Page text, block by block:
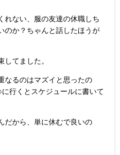
れない、服の友達の休職しち
のか？ちゃんと話したほうが
してました。
なるのはマズイと思ったの
行くとスケジュールに書いて
だから、単に休むで良いの